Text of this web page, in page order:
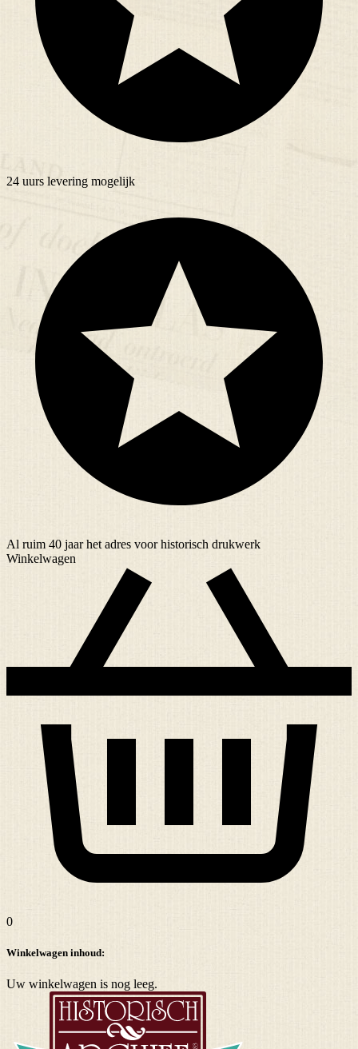
24 uurs levering mogelijk
Al ruim 40 jaarhet adres voor historisch drukwerk
Winkelwagen
0
Winkelwagen inhoud:
Uw winkelwagen is nog leeg.